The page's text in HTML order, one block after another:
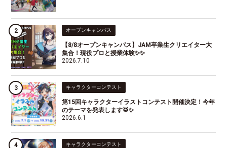
オープンキャンパス
【8/8オープンキャンパス】JAM卒業生クリエイター大
集合！現役プロと授業体験✨✨
2026.7.10
キャラクターコンテスト
第15回キャラクターイラストコンテスト開催決定！今年
のテーマを発表します🥁✨
2026.6.1
キャラクターコンテスト